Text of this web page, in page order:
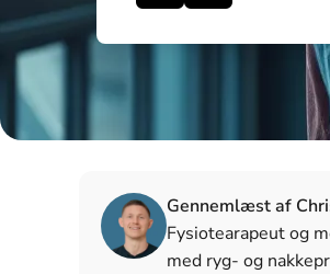
Gennemlæst af
Fysiotearapeut og
med ryg- og